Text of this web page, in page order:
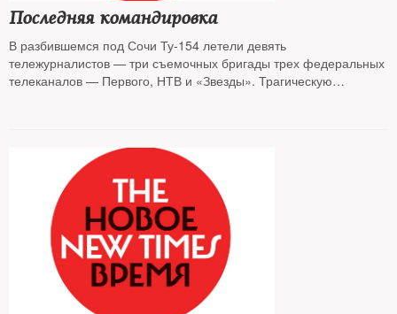
Последняя командировка
В разбившемся под Сочи Ту-154 летели девять
тележурналистов — три съемочных бригады трех федеральных
телеканалов — Первого, НТВ и «Звезды». Трагическую